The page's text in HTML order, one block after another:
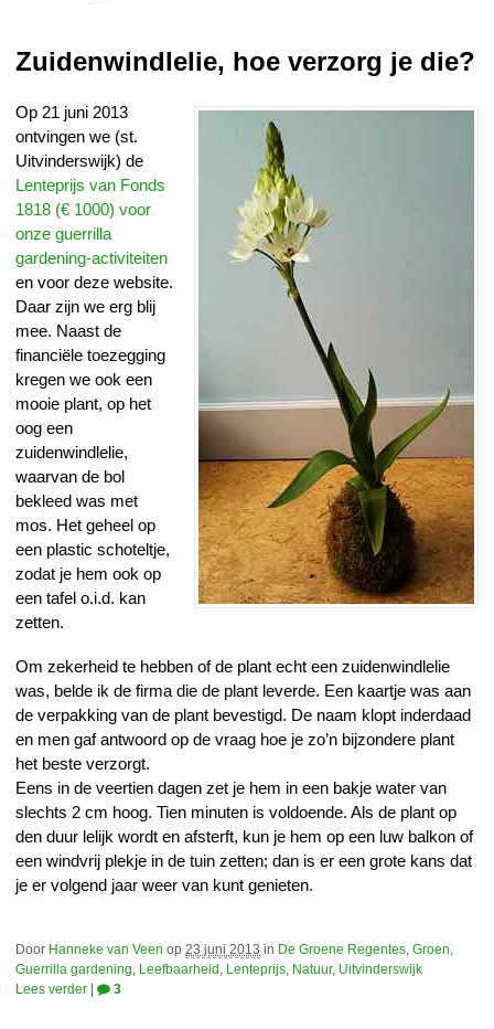
Zuidenwindlelie, hoe verzorg je die?
Op 21 juni 2013
ontvingen we (st.
Uitvinderswijk) de
Lenteprijs van Fonds
1818 (€ 1000) voor
onze guerrilla
gardening-activiteiten
en voor deze website.
Daar zijn we erg blij
mee. Naast de
financiële toezegging
kregen we ook een
mooie plant, op het
oog een
zuidenwindlelie,
waarvan de bol
bekleed was met
mos. Het geheel op
een plastic schoteltje,
zodat je hem ook op
een tafel o.i.d. kan
zetten.
Om zekerheid te hebben of de plant echt een zuidenwindlelie
was, belde ik de firma die de plant leverde. Een kaartje was aan
de verpakking van de plant bevestigd. De naam klopt inderdaad
en men gaf antwoord op de vraag hoe je zo’n bijzondere plant
het beste verzorgt.
Eens in de veertien dagen zet je hem in een bakje water van
slechts 2 cm hoog. Tien minuten is voldoende. Als de plant op
den duur lelijk wordt en afsterft, kun je hem op een luw balkon of
een windvrij plekje in de tuin zetten; dan is er een grote kans dat
je er volgend jaar weer van kunt genieten.
Door Hanneke van Veen op 23 juni 2013 in De Groene Regentes, Groen,
Guerrilla gardening, Leefbaarheid , Lenteprijs, Natuur, Uitvinderswijk
Lees verder
3